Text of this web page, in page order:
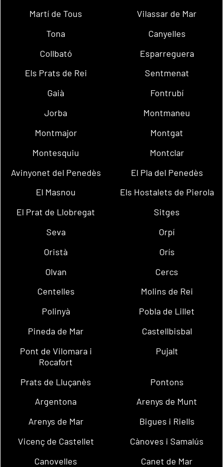
Martí de Tous
Vilassar de Mar
Tona
Canyelles
Collbató
Esparreguera
Els Prats de Rei
Sentmenat
Gaià
Fontrubí
Jorba
Montmaneu
Montmajor
Montgat
Montesquiu
Montclar
Avinyonet del Penedès
El Pla del Penedès
El Masnou
Els Hostalets de Pierola
El Prat de Llobregat
Sitges
Seva
Orpí
Oristà
Orís
Olvan
Cercs
Centelles
Molins de Rei
Polinyà
Pobla de Lillet
Pineda de Mar
Castellbisbal
Pont de Vilomara i
Rocafort
Pujalt
Prats de Lluçanès
Pontons
Argentona
Arenys de Munt
Arenys de Mar
Bigues i Riells
Vicenç de Castellet
Cànoves i Samalús
Canovelles
Canet de Mar